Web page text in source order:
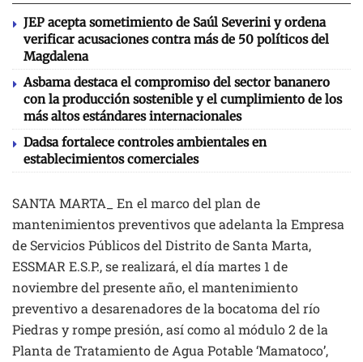
JEP acepta sometimiento de Saúl Severini y ordena
verificar acusaciones contra más de 50 políticos del
Magdalena
Asbama destaca el compromiso del sector bananero
con la producción sostenible y el cumplimiento de los
más altos estándares internacionales
Dadsa fortalece controles ambientales en
establecimientos comerciales
SANTA MARTA_ En el marco del plan de
mantenimientos preventivos que adelanta la Empresa
de Servicios Públicos del Distrito de Santa Marta,
ESSMAR E.S.P., se realizará, el día martes 1 de
noviembre del presente año, el mantenimiento
preventivo a desarenadores de la bocatoma del río
Piedras y rompe presión, así como al módulo 2 de la
Planta de Tratamiento de Agua Potable ‘Mamatoco’,